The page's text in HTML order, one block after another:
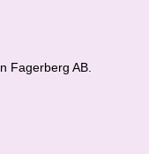
Fagerberg AB.